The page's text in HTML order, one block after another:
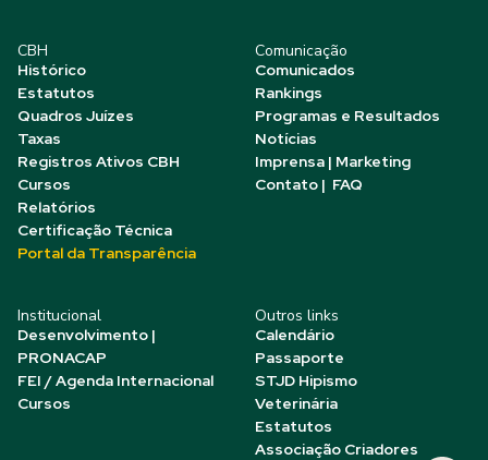
CBH
Histórico
Estatutos
Quadros Juízes
Taxas
Registros Ativos CBH
Cursos
Relatórios
Certificação Técnica
Portal da Transparência
Comunicação
Comunicados
Rankings
Programas e Resultados
Notícias
Imprensa | Marketing
Contato | FAQ
Institucional
Desenvolvimento |
PRONACAP
FEI / Agenda Internacional
Cursos
Outros links
Calendário
Passaporte
STJD Hipismo
Veterinária
Estatutos
Associação Criadores